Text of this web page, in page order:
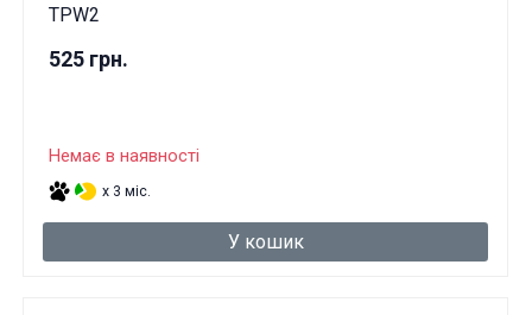
TPW2
525 грн.
Немає в наявності
x 3 міс.
У кошик